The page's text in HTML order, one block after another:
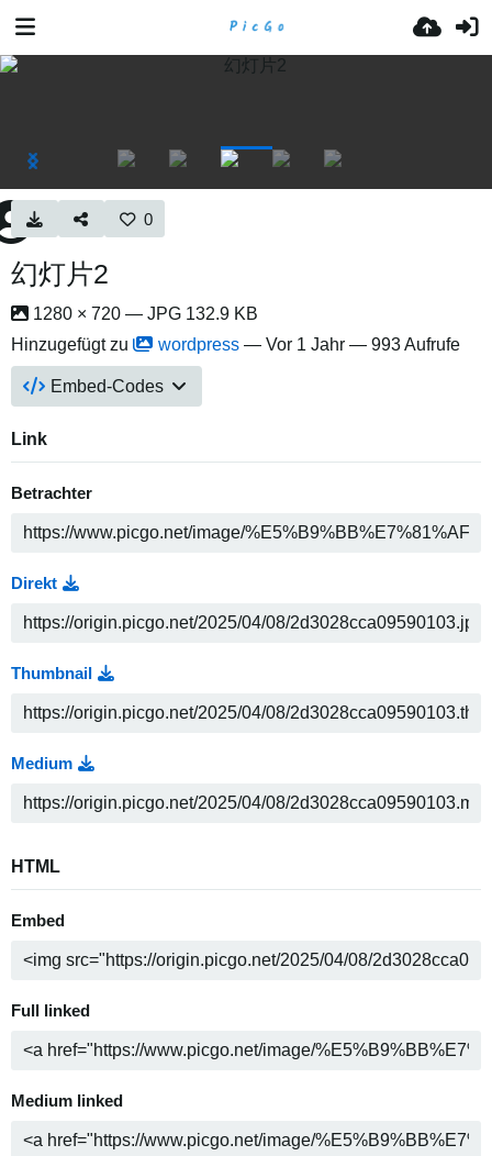
0
幻灯片2
1280 × 720 — JPG 132.9 KB
Hinzugefügt zu
wordpress — Vor 1 Jahr — 993 Aufrufe
Embed-Codes
Link
Betrachter
Direkt
Thumbnail
Medium
HTML
Embed
Full linked
Medium linked